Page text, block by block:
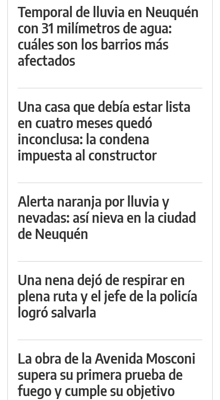
Temporal de lluvia en Neuquén
con 31 milímetros de agua:
cuáles son los barrios más
afectados
Una casa que debía estar lista
en cuatro meses quedó
inconclusa: la condena
impuesta al constructor
Alerta naranja por lluvia y
nevadas: así nieva en la ciudad
de Neuquén
Una nena dejó de respirar en
plena ruta y el jefe de la policía
logró salvarla
La obra de la Avenida Mosconi
supera su primera prueba de
fuego y cumple su objetivo